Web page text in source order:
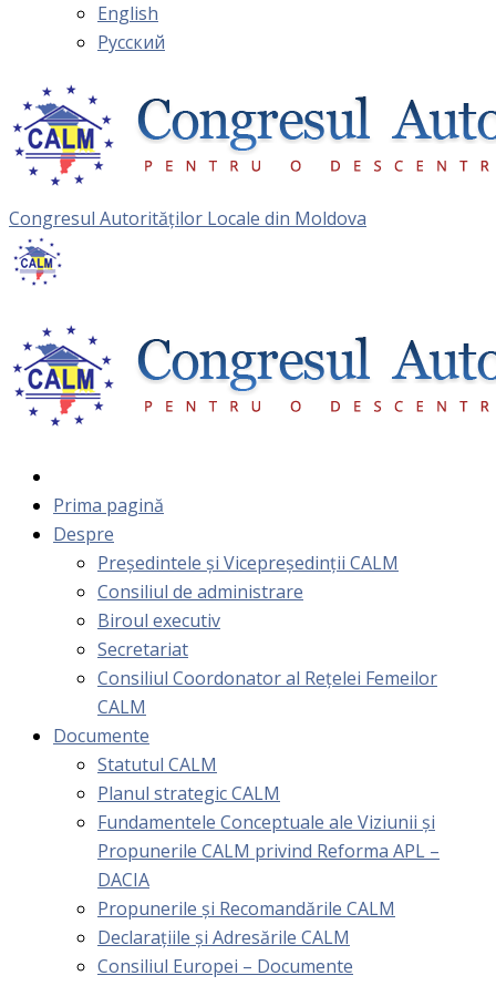
English
Русский
Congresul Autorităţilor Locale din Moldova
Prima pagină
Despre
Președintele și Vicepreședinții CALM
Consiliul de administrare
Biroul executiv
Secretariat
Consiliul Coordonator al Rețelei Femeilor
CALM
Documente
Statutul CALM
Planul strategic CALM
Fundamentele Conceptuale ale Viziunii și
Propunerile CALM privind Reforma APL –
DACIA
Propunerile și Recomandările CALM
Declarațiile și Adresările CALM
Consiliul Europei – Documente